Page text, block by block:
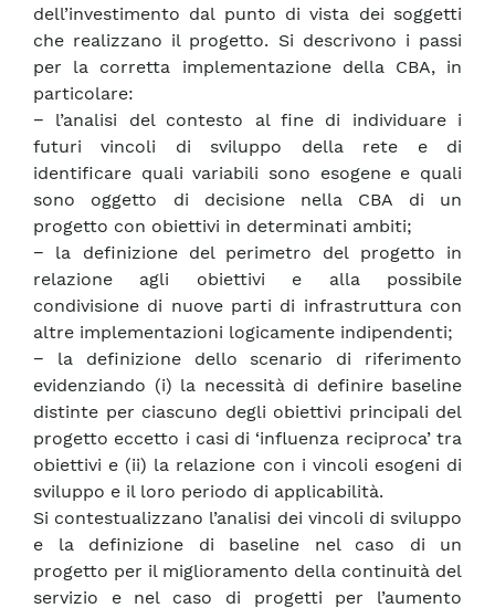
dell’investimento dal punto di vista dei soggetti
che realizzano il progetto. Si descrivono i passi
per la corretta implementazione della CBA, in
particolare:
− l’analisi del contesto al fine di individuare i
futuri vincoli di sviluppo della rete e di
identificare quali variabili sono esogene e quali
sono oggetto di decisione nella CBA di un
progetto con obiettivi in determinati ambiti;
− la definizione del perimetro del progetto in
relazione agli obiettivi e alla possibile
condivisione di nuove parti di infrastruttura con
altre implementazioni logicamente indipendenti;
− la definizione dello scenario di riferimento
evidenziando (i) la necessità di definire baseline
distinte per ciascuno degli obiettivi principali del
progetto eccetto i casi di ‘influenza reciproca’ tra
obiettivi e (ii) la relazione con i vincoli esogeni di
sviluppo e il loro periodo di applicabilità.
Si contestualizzano l’analisi dei vincoli di sviluppo
e la definizione di baseline nel caso di un
progetto per il miglioramento della continuità del
servizio e nel caso di progetti per l’aumento